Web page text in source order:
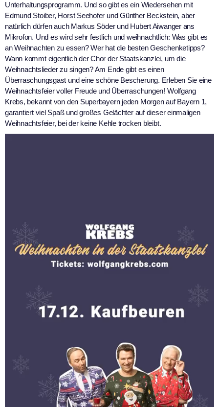
Unterhaltungsprogramm. Und so gibt es ein Wiedersehen mit
Edmund Stoiber, Horst Seehofer und Günther Beckstein, aber
natürlich dürfen auch Markus Söder und Hubert Aiwanger ans
Mikrofon. Und es wird sehr festlich und weihnachtlich: Was gibt es
an Weihnachten zu essen? Wer hat die besten Geschenketipps?
Wann kommt eigentlich der Chor der Staatskanzlei, um die
Weihnachtslieder zu singen? Am Ende gibt es einen
Überraschungsgast und eine schöne Bescherung. Erleben Sie eine
Weihnachtsfeier voller Freude und Überraschungen! Wolfgang
Krebs, bekannt von den Superbayern jeden Morgen auf Bayern 1,
garantiert viel Spaß und großes Gelächter auf dieser einmaligen
Weihnachtsfeier, bei der keine Kehle trocken bleibt.